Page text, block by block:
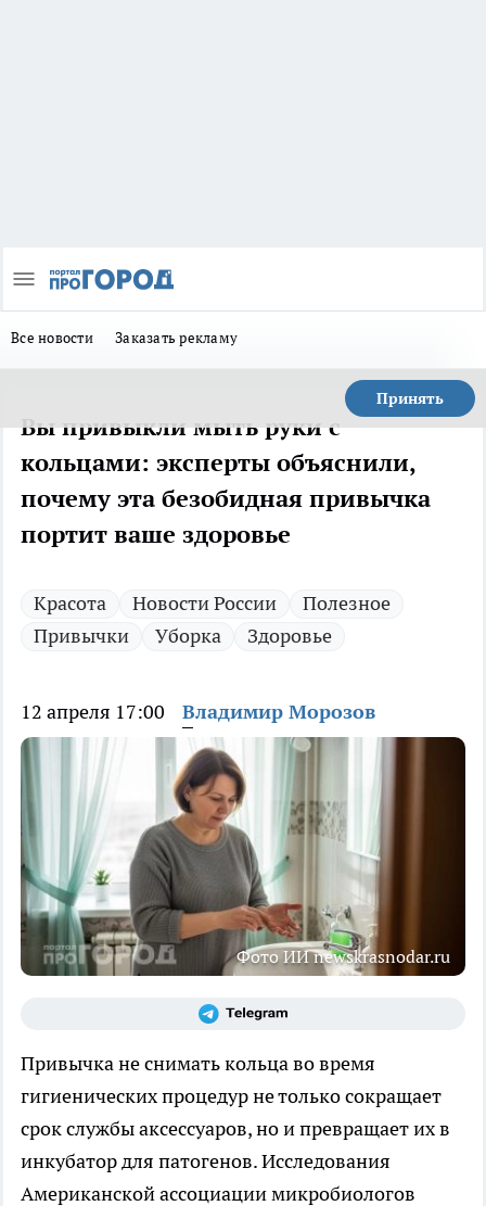
Все новости Заказать рекламу
Принять
Вы привыкли мыть руки с
кольцами: эксперты объяснили,
почему эта безобидная привычка
портит ваше здоровье
Красота Новости России
Полезное
Привычки
Уборка Здоровье
12 апреля 17:00 Владимир Морозов
Фото ИИ newskrasnodar.ru
Привычка не снимать кольца во время
гигиенических процедур не только сокращает
срок службы аксессуаров, но и превращает их в
инкубатор для патогенов. Исследования
Американской ассоциации микробиологов